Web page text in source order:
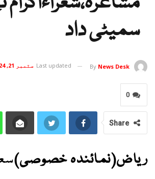
سمیٹی داد
By News Desk
Last updated ستمبر 21, 2024
0
Share
ریاض(نمائندہ خصوصی)